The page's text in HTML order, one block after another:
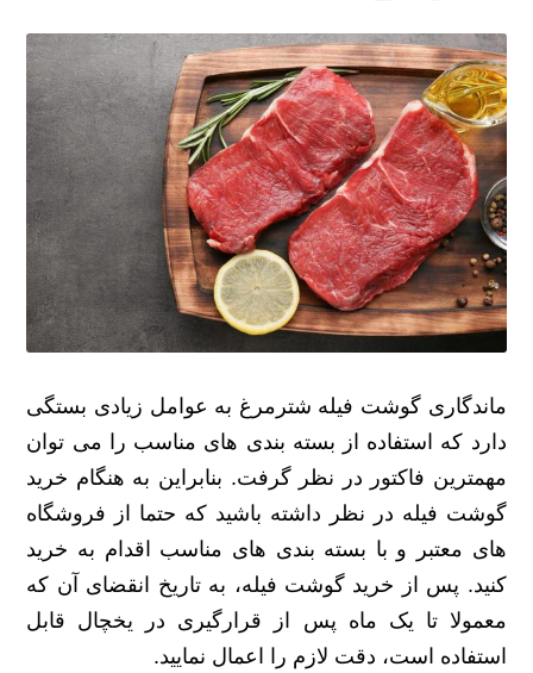
ماندگاری گوشت فیله شترمرغ به عوامل زیادی بستگی
دارد که استفاده از بسته بندی های مناسب را می توان
مهمترین فاکتور در نظر گرفت. بنابراین به هنگام خرید
گوشت فیله در نظر داشته باشید که حتما از فروشگاه
های معتبر و با بسته بندی های مناسب اقدام به خرید
کنید. پس از خرید گوشت فیله، به تاریخ انقضای آن که
معمولا تا یک ماه پس از قرارگیری در یخچال قابل
استفاده است، دقت لازم را اعمال نمایید.